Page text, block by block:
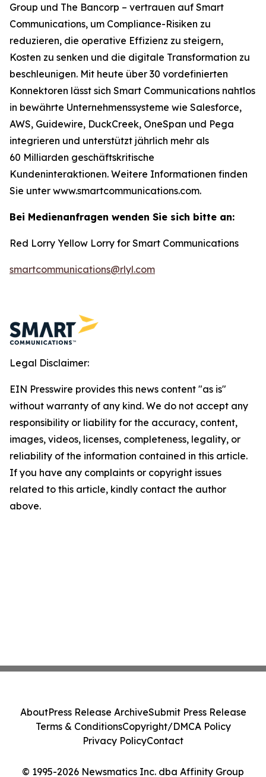
Group und The Bancorp – vertrauen auf Smart
Communications, um Compliance-Risiken zu
reduzieren, die operative Effizienz zu steigern,
Kosten zu senken und die digitale Transformation zu
beschleunigen. Mit heute über 30 vordefinierten
Konnektoren lässt sich Smart Communications nahtlos
in bewährte Unternehmenssysteme wie Salesforce,
AWS, Guidewire, DuckCreek, OneSpan und Pega
integrieren und unterstützt jährlich mehr als
60 Milliarden geschäftskritische
Kundeninteraktionen. Weitere Informationen finden
Sie unter www.smartcommunications.com.
Bei Medienanfragen wenden Sie sich bitte an:
Red Lorry Yellow Lorry for Smart Communications
smartcommunications@rlyl.com
Legal Disclaimer:
EIN Presswire provides this news content "as is"
without warranty of any kind. We do not accept any
responsibility or liability for the accuracy, content,
images, videos, licenses, completeness, legality, or
reliability of the information contained in this article.
If you have any complaints or copyright issues
related to this article, kindly contact the author
above.
© 1995-2026 Newsmatics Inc. dba Affinity Group
AboutPress Release ArchiveSubmit Press Release
Terms & ConditionsCopyright/DMCA Policy
Privacy PolicyContact